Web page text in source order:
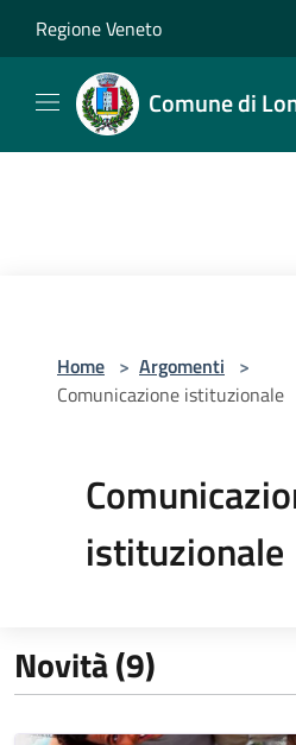
Regione Veneto
Comune di
Home > Argomenti >
Comunicazione istituzionale
istituzionale
Novità (9)